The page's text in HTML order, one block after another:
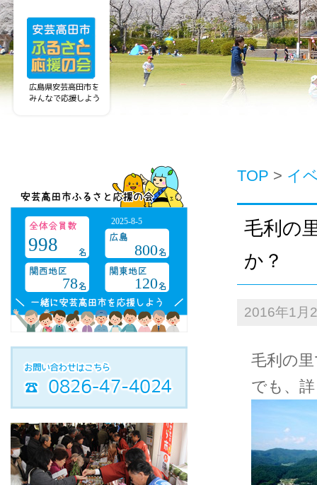
2025-8-5
998
800
78
120
TOP > イ
毛利の
か？
2016年1月
毛利の
でも、